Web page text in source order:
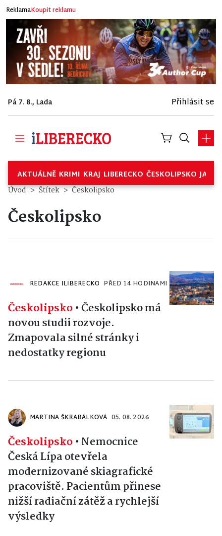
ReklamaKoupit reklamu
Pá 7. 8., Lada Přihlásit se
AKTUÁLNĚ KRIMI KRAJ LIBERECKO ČESKOLIPSKO
Úvod Štítek Českolipsko
Českolipsko
REDAKCE ILIBERECKO PŘED 14 HODINAMI
Českolipsko •Českolipsko má
novou studii rozvoje.
Zmapovala silné stránky i
nedostatky regionu
MARTINA ŠKRABÁLKOVÁ 05. 08. 2026
Českolipsko • Nemocnice
Česká Lípa otevřela
modernizované skiagrafické
pracoviště. Pacientům přinese
nižší radiační zátěž a rychlejší
výsledky